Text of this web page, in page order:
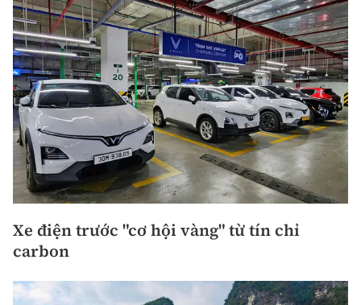
Xe điện trước "cơ hội vàng" từ tín chỉ
carbon